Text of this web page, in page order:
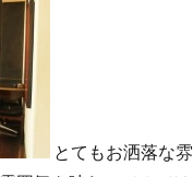
とてもお洒落な雰